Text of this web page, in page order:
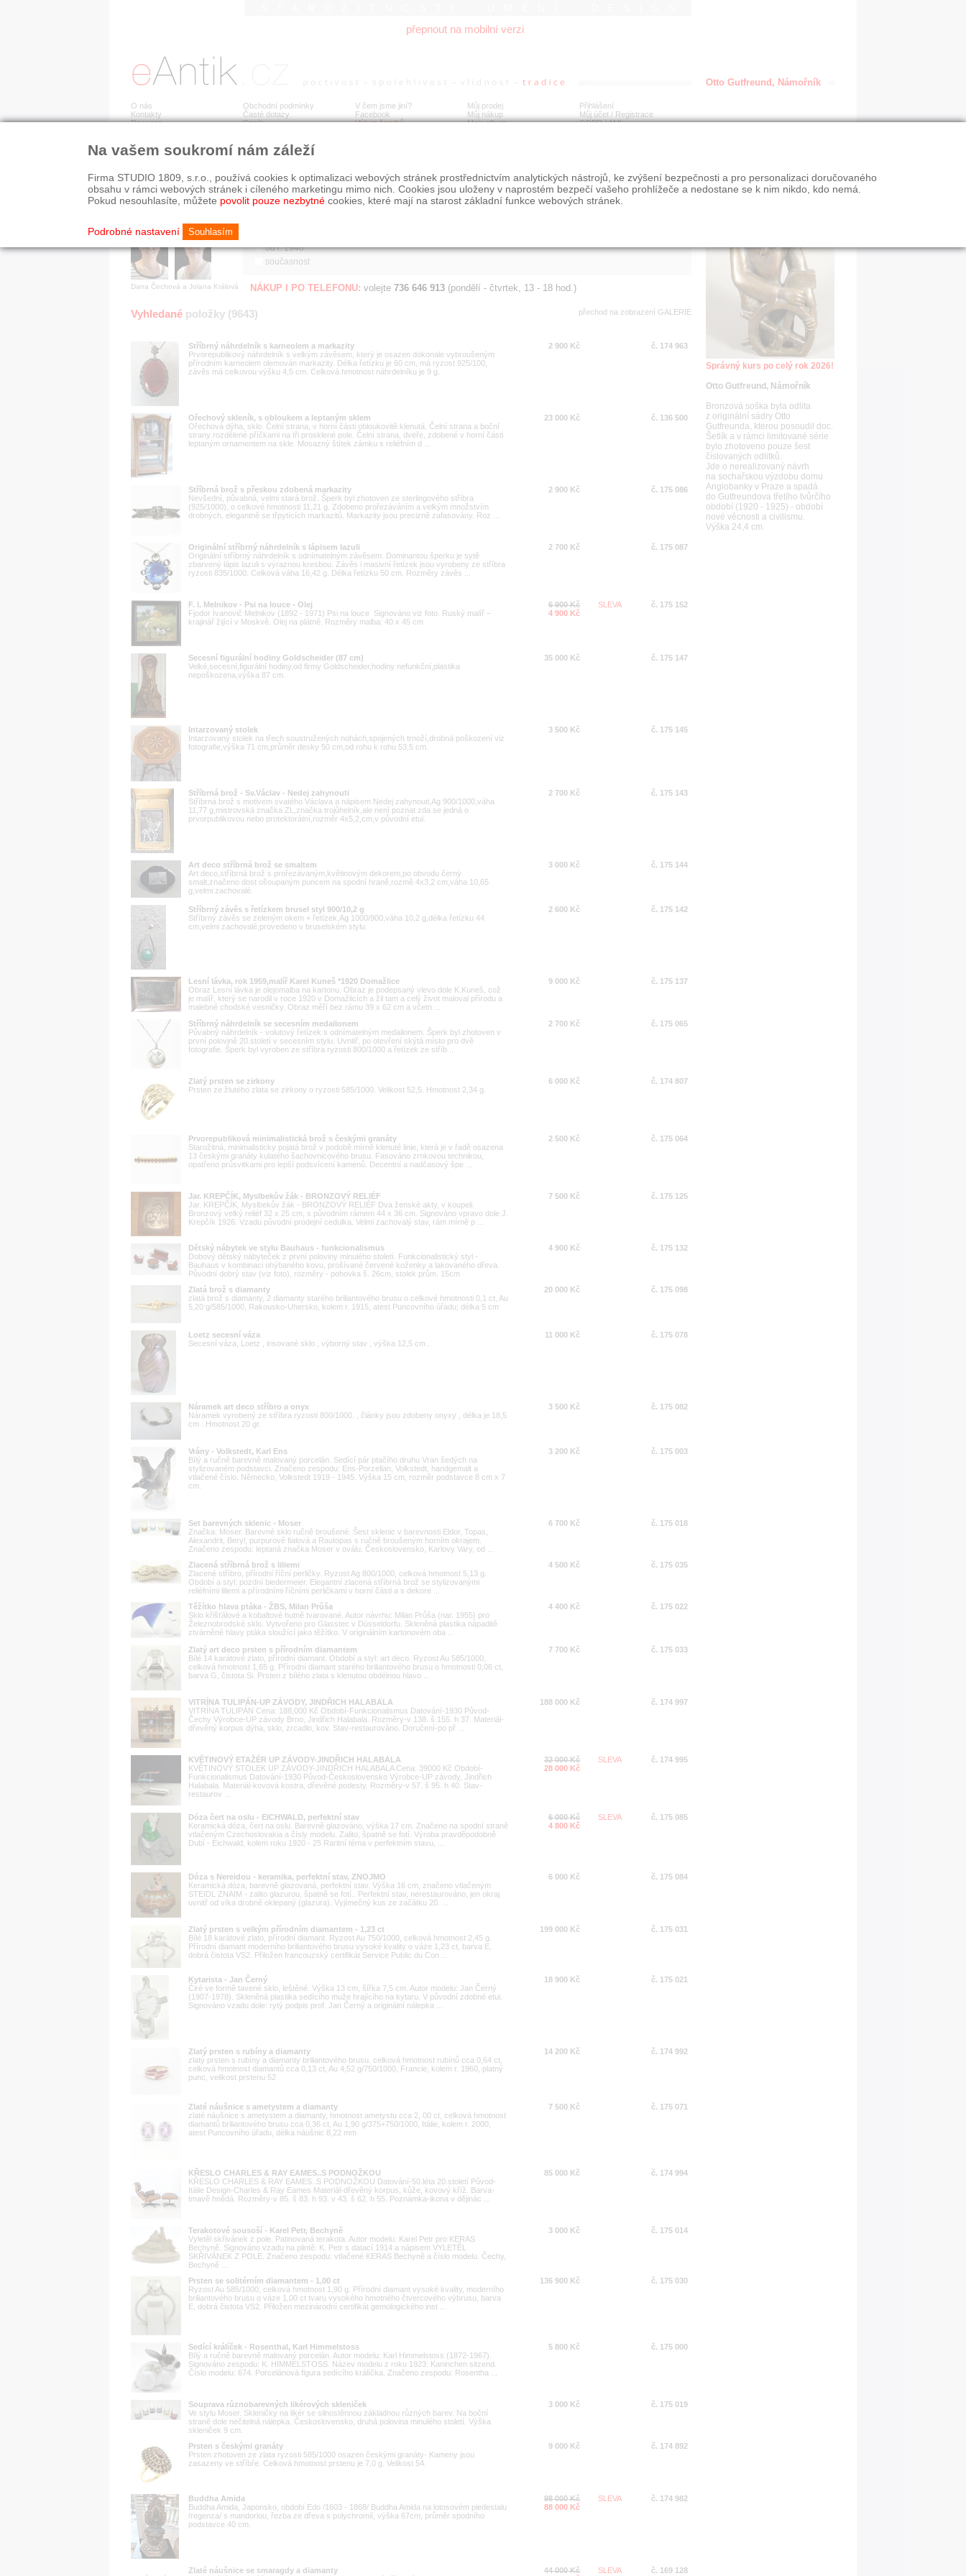
přepnout na mobilní verzi
O nás
Kontakty
Recenze
Obchodní podmínky
Časté dotazy
Ceník
V čem jsme jiní?
Facebook
Výkup šperků
Můj prodej
Můj nákup
Moje album
Přihlášení
Můj účet / Registrace
GDPR/AML
Jsme prověřená firma
Zákazníci u nás oceňují:
■ odborné zázemí
■ bezpečné prostředí
Dana Čechová a Jolana Králová
RYCHLÉ HLEDÁNÍ
HISTORICKÉ OBDOBÍ
všechno
před r. 1800
od r. 1940
současnost
STÁŘÍ NABÍDKY
všechno
jen poslední den
ŘAZENÍ
nejnovější napřed
podle cen sestupně
SLEVY
jen slevy
NÁKUP I PO TELEFONU: volejte 736 646 913 (pondělí - čtvrtek, 13 - 18 hod.)
Vyhledané položky (9643) přechod na zobrazení GALERIE
Stříbrný náhrdelník s karneolem a markazity
Prvorepublikový náhrdelník s velkým závěsem, který je osazen dokonale vybroušeným
přírodním karneolem olemován markazity. Délka řetízku je 60 cm, má ryzost 925/100,
závěs má celkovou výšku 4,5 cm. Celková hmotnost náhrdelníku je 9 g.
2 900 Kč č. 174 963
Ořechový skleník, s obloukem a leptaným sklem
Ořechová dýha, sklo. Čelní strana, v horní části obloukovitě klenutá. Čelní strana a boční
strany rozdělené příčkami na tři prosklené pole. Čelní strana, dveře, zdobené v horní části
leptaným ornamentem na skle. Mosazný štítek zámku s reliéfním d ...
23 000 Kč č. 136 500
Stříbrná brož s přeskou zdobená markazity
Nevšední, půvabná, velmi stará brož. Šperk byl zhotoven ze sterlingového stříbra
(925/1000), o celkové hmotnosti 11,21 g. Zdobeno prořezáváním a velkým množstvím
drobných, elegantně se třpytících markazitů. Markazity jsou precizně zafasovány. Roz ...
2 900 Kč č. 175 086
Originální stříbrný náhrdelník s lápisem lazuli
Originální stříbrný náhrdelník s odnímatelným závěsem. Dominantou šperku je sytě
zbarvený lápis lazuli s výraznou kresbou. Závěs i masivní řetízek jsou vyrobeny ze stříbra
ryzosti 835/1000. Celková váha 16,42 g. Délka řetízku 50 cm. Rozměry závěs ...
2 700 Kč č. 175 087
F. I. Melnikov - Psi na louce - Olej
Fjodor Ivanovič Melnikov (1892 - 1971) Psi na louce Signováno viz foto. Ruský malíř –
krajinář žijící v Moskvě. Olej na plátně. Rozměry malba: 40 x 45 cm
6 900 Kč
4 900 Kč
SLEVA č. 175 152
Secesní figurální hodiny Goldscheider (87 cm)
Velké,secesní,figurální hodiny,od firmy Goldscheider,hodiny nefunkční,plastika
nepoškozena,výška 87 cm.
35 000 Kč č. 175 147
Intarzovaný stolek
Intarzovaný stolek na třech soustružených nohách,spojených trnoží,drobná poškození viz
fotografie,výška 71 cm,průměr desky 50 cm,od rohu k rohu 53,5 cm.
3 500 Kč č. 175 145
Stříbrná brož - Sv.Václav - Nedej zahynouti
Stříbrná brož s motivem svatého Václava a nápisem Nedej zahynouti,Ag 900/1000,váha
11,77 g,mistrovská značka ZL,značka trojůhelník,ale není poznat zda se jedná o
prvorpublikovou nebo protektorátní,rozměr 4x5,2,cm,v původní etui.
2 700 Kč č. 175 143
Art deco stříbrná brož se smaltem
Art deco,stříbrná brož s prořezávaným,květinovým dekorem,po obvodu černý
smalt,značeno dost ošoupaným puncem na spodní hraně,rozmě 4x3,2 cm,váha 10,65
g,velmi zachovalé.
3 000 Kč č. 175 144
Stříbrný závěs s řetízkem brusel styl 900/10,2 g
Stříbrný závěs se zeleným okem + řetízek,Ag 1000/900,váha 10,2 g,délka řetízku 44
cm,velmi zachovalé,provedeno v bruselském stylu.
2 600 Kč č. 175 142
Lesní lávka, rok 1959,malíř Karel Kuneš *1920 Domažlice
Obraz Lesní lávka je olejomalba na kartonu. Obraz je podepsaný vlevo dole K.Kuneš, což
je malíř, který se narodil v roce 1920 v Domažlicích a žil tam a celý život maloval přírodu a
malebné chodské vesničky. Obraz měří bez rámu 39 x 62 cm a včetn ...
9 000 Kč č. 175 137
Stříbrný náhrdelník se secesním medailonem
Půvabný náhrdelník - volutový řetízek s odnímatelným medailonem. Šperk byl zhotoven v
první polovině 20.století v secesním stylu. Uvnitř, po otevření skýtá místo pro dvě
fotografie. Šperk byl vyroben ze stříbra ryzosti 800/1000 a řetízek ze stříb ...
2 700 Kč č. 175 065
Zlatý prsten se zirkony
Prsten ze žlutého zlata se zirkony o ryzosti 585/1000. Velikost 52,5. Hmotnost 2,34 g.
6 000 Kč č. 174 807
Prvorepubliková minimalistická brož s českými granáty
Starožitná, minimalisticky pojatá brož v podobě mírně klenuté linie, která je v řadě osazena
13 českými granáty kulatého šachovnicového brusu. Fasováno zrnkovou technikou,
opatřeno průsvitkami pro lepší podsvícení kamenů. Decentní a nadčasový špe ...
2 500 Kč č. 175 064
Jar. KREPČÍK, Myslbekův žák - BRONZOVÝ RELIÉF
Jar. KREPČÍK, Myslbekův žák - BRONZOVÝ RELIÉF Dva ženské akty, v koupeli.
Bronzový velký reliéf 32 x 25 cm, s původním rámem 44 x 36 cm. Signováno vpravo dole J.
Krepčík 1926. Vzadu původní prodejní cedulka. Velmi zachovalý stav, rám mírně p ...
7 500 Kč č. 175 125
Dětský nábytek ve stylu Bauhaus - funkcionalismus
Dobový dětský nábyteček z první poloviny minulého století. Funkcionalistický styl -
Bauhaus v kombinaci ohýbaného kovu, prošívané červené koženky a lakovaného dřeva.
Původní dobrý stav (viz foto), rozměry - pohovka š. 26cm, stolek prům. 15cm
4 900 Kč č. 175 132
Zlatá brož s diamanty
zlatá brož s diamanty, 2 diamanty starého briliantového brusu o celkové hmotnosti 0,1 ct, Au
5,20 g/585/1000, Rakousko-Uhersko, kolem r. 1915, atest Puncovního úřadu; délka 5 cm
20 000 Kč č. 175 098
Loetz secesní váza
Secesní váza, Loetz , irisované sklo , výborný stav , výška 12,5 cm .
11 000 Kč č. 175 078
Náramek art deco stříbro a onyx
Náramek vyrobený ze stříbra ryzosti 800/1000. , články jsou zdobeny onyxy , délka je 18,5
cm . Hmotnost 20 gr.
3 500 Kč č. 175 082
Vrány - Volkstedt, Karl Ens
Bílý a ručně barevně malovaný porcelán. Sedící pár ptačího druhu Vran šedých na
stylizovaném podstavci. Značeno zespodu: Ens-Porzellan, Volkstedt, handgemalt a
vtlačené číslo. Německo, Volkstedt 1919 - 1945. Výška 15 cm, rozměr podstavce 8 cm x 7
cm.
3 200 Kč č. 175 003
Set barevných sklenic - Moser
Značka: Moser. Barevné sklo ručně broušené. Šest sklenic v barevnosti Eldor, Topas,
Alexandrit, Beryl, purpurově fialová a Rautopas s ručně broušeným horním okrajem.
Značeno zespodu: leptaná značka Moser v oválu. Československo, Karlovy Vary, od ...
6 700 Kč č. 175 018
Zlacená stříbrná brož s liliemi
Zlacené stříbro, přírodní říční perličky. Ryzost Ag 800/1000, celková hmotnost 5,13 g.
Období a styl: pozdní biedermeier. Elegantní zlacená stříbrná brož se stylizovanými
reliéfními liliemi a přírodními říčními perličkami v horní části a s dekore ...
4 500 Kč č. 175 035
Těžítko hlava ptáka - ŽBS, Milan Průša
Sklo křišťálové a kobaltové hutně tvarované. Autor návrhu: Milan Průša (nar. 1955) pro
Železnobrodské sklo. Vytvořeno pro Glasstec v Düsseldorfu. Skleněná plastika nápaditě
ztvárněné hlavy ptáka sloužící jako těžítko. V originálním kartonovém oba ...
4 400 Kč č. 175 022
Zlatý art deco prsten s přírodním diamantem
Bílé 14 karátové zlato, přírodní diamant. Období a styl: art deco. Ryzost Au 585/1000,
celková hmotnost 1,65 g. Přírodní diamant starého briliantového brusu o hmotnosti 0,06 ct,
barva G, čistota Si. Prsten z bílého zlata s klenutou obdélnou hlavo ...
7 700 Kč č. 175 033
VITRÍNA TULIPÁN-UP ZÁVODY, JINDŘICH HALABALA
VITRÍNA TULIPÁN Cena: 188,000 Kč Období-Funkcionalismus Datování-1930 Původ-
Čechy Výrobce-UP závody Brno, Jindřich Halabala. Rozměry-v 138. š 155. h 37. Materiál-
dřevěný korpus dýha, sklo, zrcadlo, kov. Stav-restaurováno. Doručení-po př ...
188 000 Kč č. 174 997
KVĚTINOVÝ ETAŽÉR UP ZÁVODY-JINDŘICH HALABALA
KVĚTINOVÝ STOLEK UP ZÁVODY-JINDŘICH HALABALA Cena: 39000 Kč Období-
Funkcionalismus Datování-1930 Původ-Československo Výrobce-UP závody, Jindřich
Halabala. Materiál-kovová kostra, dřevěné podesty. Rozměry-v 57. š 95. h 40. Stav-
restaurov ...
32 000 Kč
28 000 Kč
SLEVA č. 174 995
Dóza čert na oslu - EICHWALD, perfektní stav
Keramická dóza, čert na oslu. Barevně glazováno, výška 17 cm. Značeno na spodní straně
vtlačeným Czechoslovakia a čísly modelu. Zalito, špatně se fotí. Výroba pravděpodobně
Dubí - Eichwald, kolem roku 1920 - 25 Raritní téma v perfektním stavu, ...
6 000 Kč
4 800 Kč
SLEVA č. 175 085
Dóza s Nereidou - keramika, perfektní stav, ZNOJMO
Keramická dóza, barevně glazovaná, perfektní stav. Výška 16 cm, značeno vtlačeným
STEIDL ZNAIM - zalito glazurou, špatně se fotí.. Perfektní stav, nerestaurováno, jen okraj
uvnitř od víka drobně oklepaný (glazura). Vyjímečný kus ze začátku 20. ...
6 000 Kč č. 175 084
Zlatý prsten s velkým přírodním diamantem - 1,23 ct
Bílé 18 karátové zlato, přírodní diamant. Ryzost Au 750/1000, celková hmotnost 2,45 g.
Přírodní diamant moderního briliantového brusu vysoké kvality o váze 1,23 ct, barva E,
dobrá čistota VS2. Přiložen francouzský certifikát Service Public du Con ...
199 000 Kč č. 175 031
Kytarista - Jan Černý
Čiré ve formě tavené sklo, leštěné. Výška 13 cm, šířka 7,5 cm. Autor modelu: Jan Černý
(1907-1978). Skleněná plastika sedícího muže hrajícího na kytaru. V původní zdobné etui.
Signováno vzadu dole: rytý podpis prof. Jan Černý a originální nálepka ...
18 900 Kč č. 175 021
Zlatý prsten s rubíny a diamanty
zlatý prsten s rubíny a diamanty briliantového brusu. celková hmotnost rubínů cca 0,64 ct,
celková hmotnost diamantů cca 0,13 ct, Au 4,52 g/750/1000, Francie, kolem r. 1960, platný
punc, velikost prstenu 52
14 200 Kč č. 174 992
Zlaté náušnice s ametystem a diamanty
zlaté náušnice s ametystem a diamanty, hmotnost ametystu cca 2, 00 ct, celková hmotnost
diamantů briliantového brusu cca 0,36 ct, Au 1,90 g/375+750/1000, Itálie, kolem r. 2000,
atest Puncovního úřadu, délka náušnic 8,22 mm
7 500 Kč č. 175 071
KŘESLO CHARLES & RAY EAMES..S PODNOŽKOU
KŘESLO CHARLES & RAY EAMES..S PODNOŽKOU Datování-50.léta 20.století Původ-
Itálie Design-Charles & Ray Eames Materiál-dřevěný korpus, kůže, kovový kříž. Barva-
tmavě hnědá. Rozměry-v 85. š 83. h 93. v 43. š 62. h 55. Poznámka-ikona v dějinác ...
85 000 Kč č. 174 994
Terakotové sousoší - Karel Petr, Bechyně
Vyletěl skřivánek z pole. Patinovaná terakota. Autor modelu: Karel Petr pro KERAS
Bechyně. Signováno vzadu na plintě: K. Petr s datací 1914 a nápisem VYLETĚL
SKŘIVÁNEK Z POLE. Značeno zespodu: vtlačené KERAS Bechyně a číslo modelu. Čechy,
Bechyně ...
3 000 Kč č. 175 014
Prsten se solitérním diamantem - 1,00 ct
Ryzost Au 585/1000, celková hmotnost 1,90 g. Přírodní diamant vysoké kvality, moderního
briliantového brusu o váze 1,00 ct tvaru vysokého hmotného čtvercového výbrusu, barva
E, dobrá čistota VS2. Přiložen mezinárodní certifikát gemologického inst ...
136 900 Kč č. 175 030
Sedící králíček - Rosenthal, Karl Himmelstoss
Bílý a ručně barevně malovaný porcelán. Autor modelu: Karl Himmelstoss (1872-1967).
Signováno zespodu: K. HIMMELSTOSS. Název modelu z roku 1923: Kaninchen sitzend.
Číslo modelu: 674. Porcelánová figura sedícího králíčka. Značeno zespodu: Rosentha ...
5 800 Kč č. 175 000
Souprava různobarevných likérových skleniček
Ve stylu Moser. Skleničky na likér se silnostěnnou základnou různých barev. Na boční
straně dole nečitelná nálepka. Československo, druhá polovina minulého století. Výška
skleniček 9 cm.
3 000 Kč č. 175 019
Prsten s českými granáty
Prsten zhotoven ze zlata ryzosti 585/1000 osazen českými granáty- Kameny jsou
zasazeny ve stříbře. Celková hmotnost prstenu je 7,0 g. Velikost 54.
9 000 Kč č. 174 892
Buddha Amida
Buddha Amida, Japonsko, období Edo /1603 - 1868/ Buddha Amida na lotosovém piedestalu
/regenza/ s mandorlou, řezba ze dřeva s polychromií, výška 67cm, průměr spodního
podstavce 40 cm.
98 000 Kč
88 000 Kč
SLEVA č. 174 982
Zlaté náušnice se smaragdy a diamanty
44 000 Kč
SLEVA č. 169 128
Otto Gutfreund, Námořník
Správný kurs po celý rok 2026!
Otto Gutfreund, Námořník
Bronzová soška byla odlita
z originální sádry Otto
Gutfreunda, kterou posoudil doc.
Šetlík a v rámci limitované série
bylo zhotoveno pouze šest
číslovaných odlitků.
Jde o nerealizovaný návrh
na sochařskou výzdobu domu
Anglobanky v Praze a spadá
do Gutfreundova třetího tvůrčího
období (1920 - 1925) - období
nové věcnosti a civilismu.
Výška 24,4 cm.
Na vašem soukromí nám záleží
Firma STUDIO 1809, s.r.o., používá cookies k optimalizaci webových stránek prostřednictvím analytických nástrojů, ke zvýšení bezpečnosti a pro personalizaci doručovaného
obsahu v rámci webových stránek i cíleného marketingu mimo nich. Cookies jsou uloženy v naprostém bezpečí vašeho prohlížeče a nedostane se k nim nikdo, kdo nemá.
Pokud nesouhlasíte, můžete povolit pouze nezbytné cookies, které mají na starost základní funkce webových stránek.
Podrobné nastavení Souhlasím